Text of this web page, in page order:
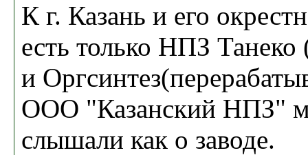
К г. Казань и его
есть только НПЗ
и
ООО "Казанский НПЗ"
слышали как о заводе.